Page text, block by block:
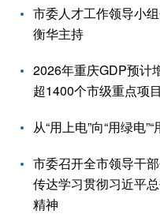
市委人才工作领导小
衡华主持
2026年重庆GDP预计
超1400个市级重点项
从“用上电”向“用绿电
市委召开全市领导干
传达学习贯彻习近平
精神